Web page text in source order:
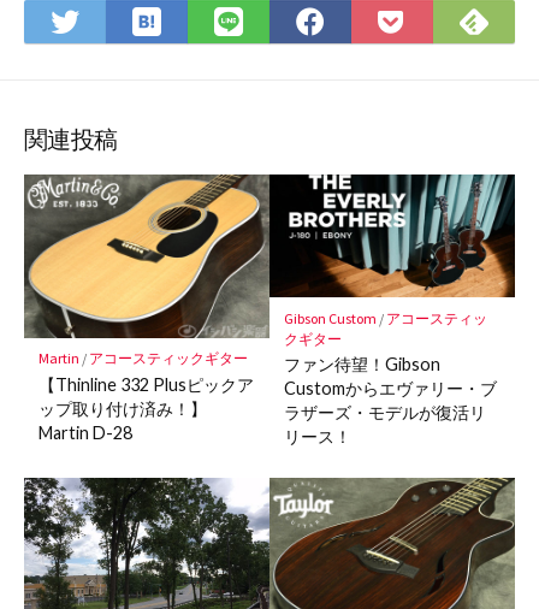
Twitter
で
ア
は
て
ク
マ
ー
ク
に
保
存
LINE
で
Facebook
で
Pocket
に
で
関連投稿
Martin / アコースティックギター
【Thinline 332 Plusピックア
ップ取り付け済み！】
Martin D-28
Gibson Custom / アコースティッ
クギター
ファン待望！Gibson
Customからエヴァリー・ブ
ラザーズ・モデルが復活リ
リース！